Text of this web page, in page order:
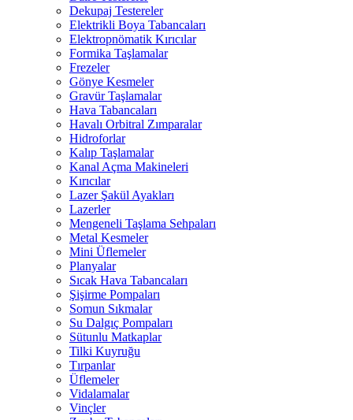
Dekupaj Testereler
Elektrikli Boya Tabancaları
Elektropnömatik Kırıcılar
Formika Taşlamalar
Frezeler
Gönye Kesmeler
Gravür Taşlamalar
Hava Tabancaları
Havalı Orbitral Zımparalar
Hidroforlar
Kalıp Taşlamalar
Kanal Açma Makineleri
Kırıcılar
Lazer Şakül Ayakları
Lazerler
Mengeneli Taşlama Sehpaları
Metal Kesmeler
Mini Üflemeler
Planyalar
Sıcak Hava Tabancaları
Şişirme Pompaları
Somun Sıkmalar
Su Dalgıç Pompaları
Sütunlu Matkaplar
Tilki Kuyruğu
Tırpanlar
Üflemeler
Vidalamalar
Vinçler